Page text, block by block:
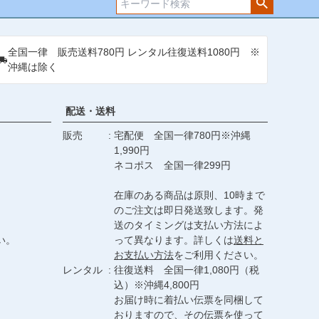
ジト
全国一律 販売送料780円 レンタル往復送料1080円 ※
沖縄は除く
配送・送料
販売
宅配便 全国一律780円※沖縄
1,990円
ネコポス 全国一律299円
在庫のある商品は原則、10時まで
のご注文は即日発送致します。発
送のタイミングは支払い方法によ
って異なります。詳しくは送料と
お支払い方法をご利用ください。
レンタル
往復送料 全国一律1,080円（税
込）※沖縄4,800円
お届け時に着払い伝票を同梱して
おりますので、その伝票を使って